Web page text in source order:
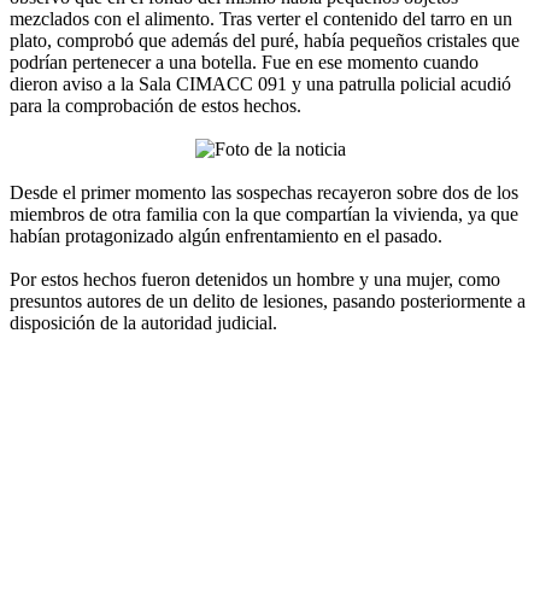
mezclados con el alimento. Tras verter el contenido del tarro en un
plato, comprobó que además del puré, había pequeños cristales que
podrían pertenecer a una botella. Fue en ese momento cuando
dieron aviso a la Sala CIMACC 091 y una patrulla policial acudió
para la comprobación de estos hechos.
Desde el primer momento las sospechas recayeron sobre dos de los
miembros de otra familia con la que compartían la vivienda, ya que
habían protagonizado algún enfrentamiento en el pasado.
Por estos hechos fueron detenidos un hombre y una mujer, como
presuntos autores de un delito de lesiones, pasando posteriormente a
disposición de la autoridad judicial.